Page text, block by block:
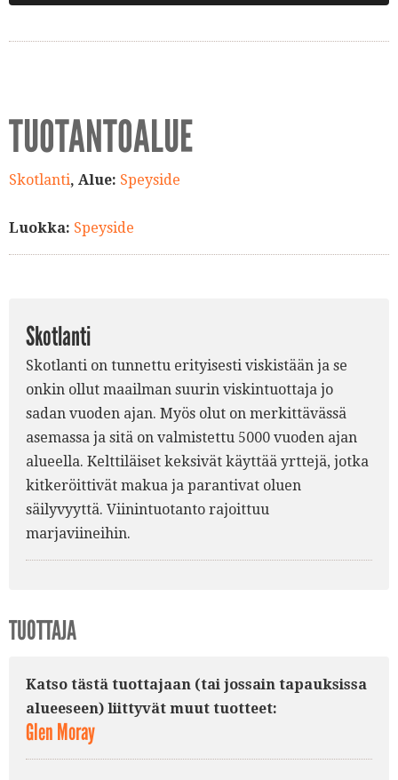
TUOTANTOALUE
Skotlanti, Alue: Speyside
Luokka: Speyside
Skotlanti
Skotlanti on tunnettu erityisesti viskistään ja se
onkin ollut maailman suurin viskintuottaja jo
sadan vuoden ajan. Myös olut on merkittävässä
asemassa ja sitä on valmistettu 5000 vuoden ajan
alueella. Kelttiläiset keksivät käyttää yrttejä, jotka
kitkeröittivät makua ja parantivat oluen
säilyvyyttä. Viinintuotanto rajoittuu
marjaviineihin.
TUOTTAJA
Katso tästä tuottajaan (tai jossain tapauksissa
alueeseen) liittyvät muut tuotteet:
Glen Moray